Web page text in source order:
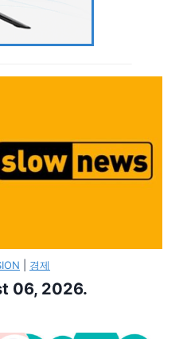
경제
06, 2026.